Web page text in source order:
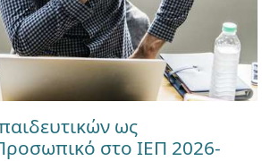
ως
στο ΙΕΠ 2026-